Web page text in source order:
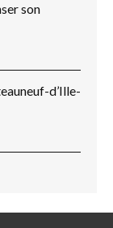
son
d’Ille-